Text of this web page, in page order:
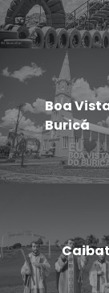
Boa
Buricá